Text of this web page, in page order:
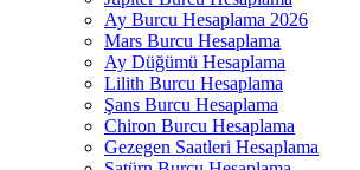
Ay Burcu Hesaplama 2026
Mars Burcu Hesaplama
Ay Düğümü Hesaplama
Lilith Burcu Hesaplama
Şans Burcu Hesaplama
Chiron Burcu Hesaplama
Gezegen Saatleri Hesaplama